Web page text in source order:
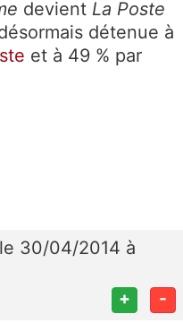
devient La Poste
détenue à
et à 49 % par
le 30/04/2014 à
+ -